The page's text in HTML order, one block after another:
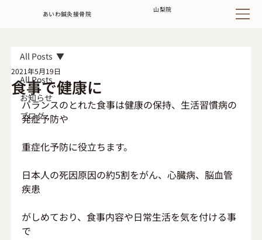
あいわ鍼灸接骨院
山梨院
All Posts
お知らせ
ブログ
All Posts
食事で健康に
2021年5月19日
バランスのとれた食事は健康の保持、生活習慣病の
発症予防や
重症化予防に役立ちます。
日本人の死因原因の約5割をがん、心臓病、脳血管
疾患
がしめており、食事内容や日常生活を気を付ける事
で